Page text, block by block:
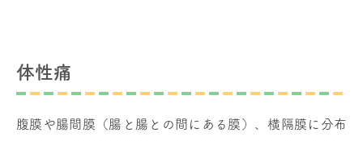
体性痛
腹膜や腸間膜（腸と腸との間にある膜）、横隔膜に分布